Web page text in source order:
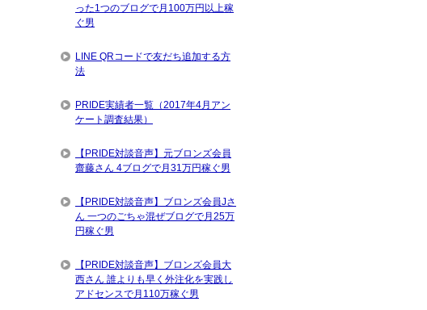
った1つのブログで月100万円以上稼
ぐ男
LINE QRコードで友だち追加する方
法
PRIDE実績者一覧（2017年4月アン
ケート調査結果）
【PRIDE対談音声】元ブロンズ会員
齋藤さん 4ブログで月31万円稼ぐ男
【PRIDE対談音声】ブロンズ会員Jさ
ん 一つのごちゃ混ぜブログで月25万
円稼ぐ男
【PRIDE対談音声】ブロンズ会員大
西さん 誰よりも早く外注化を実践し
アドセンスで月110万稼ぐ男